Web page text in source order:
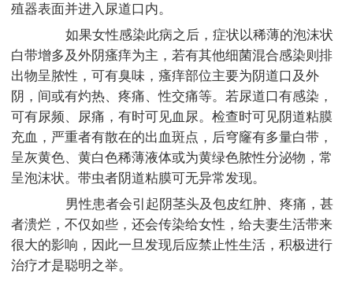
殖器表面并进入尿道口内。
如果女性感染此病之后，症状以稀薄的泡沫状
白带增多及外阴瘙痒为主，若有其他细菌混合感染则排
出物呈脓性，可有臭味，瘙痒部位主要为阴道口及外
阴，间或有灼热、疼痛、性交痛等。若尿道口有感染，
可有尿频、尿痛，有时可见血尿。检查时可见阴道粘膜
充血，严重者有散在的出血斑点，后穹窿有多量白带，
呈灰黄色、黄白色稀薄液体或为黄绿色脓性分泌物，常
呈泡沫状。带虫者阴道粘膜可无异常发现。
男性患者会引起阴茎头及包皮红肿、疼痛，甚
者溃烂，不仅如些，还会传染给女性，给夫妻生活带来
很大的影响，因此一旦发现后应禁止性生活，积极进行
治疗才是聪明之举。